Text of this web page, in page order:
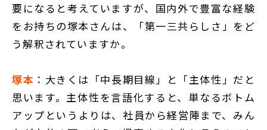
要になると考えていますが、国内外で豊富な経験
をお持ちの塚本さんは、「第一三共らしさ」をど
う解釈されていますか。
塚本 ：大きくは「中長期目線」と「主体性」だと
思います。主体性を言語化すると、単なるボトム
アップというよりは、社員から経営陣まで、みん